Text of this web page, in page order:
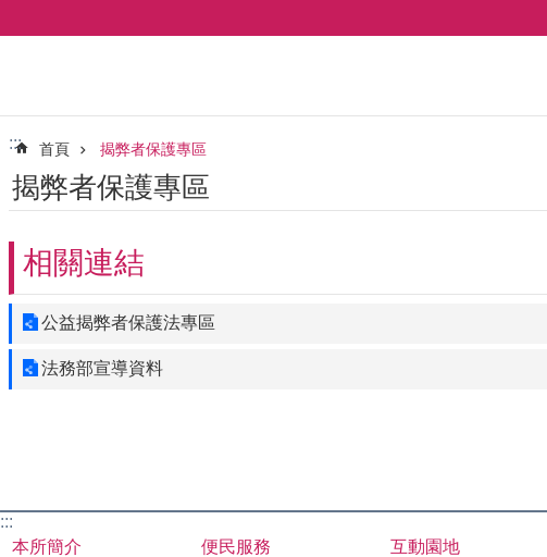
::: 首頁 揭弊者保護專區
揭弊者保護專區
相關連結
公益揭弊者保護法專區
法務部宣導資料
:::
本所簡介
便民服務 互動園地